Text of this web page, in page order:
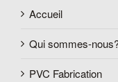
Accueil
Qui sommes-
PVC Fabrication